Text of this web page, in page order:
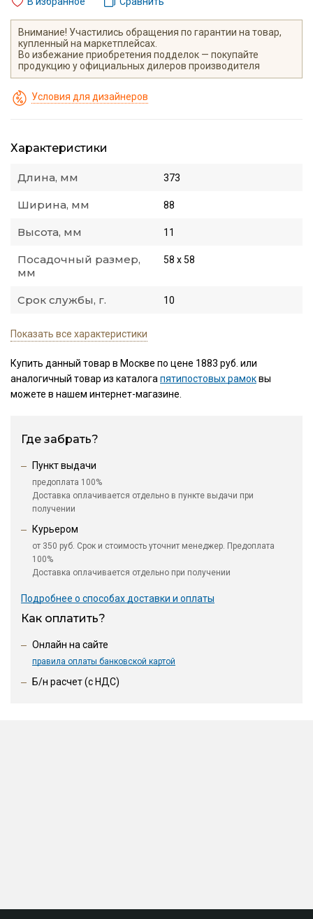
Внимание! Участились обращения по гарантии на товар,
купленный на маркетплейсах.
Во избежание приобретения подделок — покупайте
продукцию у официальных дилеров производителя
Условия для дизайнеров
Характеристики
Длина, мм 373
Ширина, мм 88
Высота, мм 11
Посадочный размер,
мм
58 х 58
Срок службы, г. 10
Показать все характеристики
Купить данный товар в Москве по цене 1883 руб. или
аналогичный товар из каталогапятипостовых рамоквы
можете в нашем интернет-магазине.
Где забрать?
Пункт выдачи
предоплата 100%
Доставка оплачивается отдельно в пункте выдачи при
получении
Курьером
от 350 руб. Срок и стоимость уточнит менеджер. Предоплата
100%
Доставка оплачивается отдельно при получении
Подробнее о способах доставки и оплаты
Как оплатить?
Онлайн на сайте
правила оплаты банковской картой
Б/н расчет (c НДС)